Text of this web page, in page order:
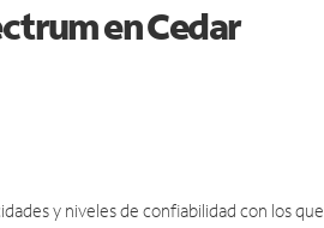
en Cedar
y niveles de confiabilidad con los que